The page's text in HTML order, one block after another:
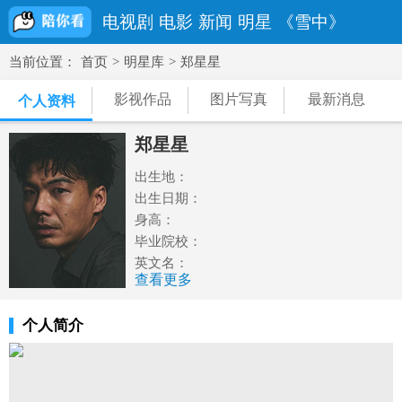
电视剧 电影 新闻 明星 《雪中》
当前位置： 首页 > 明星库 > 郑星星
个人资料 影视作品 图片写真 最新消息
郑星星
出生地：
出生日期：
身高：
毕业院校：
英文名：
民族：汉
查看更多
个人简介